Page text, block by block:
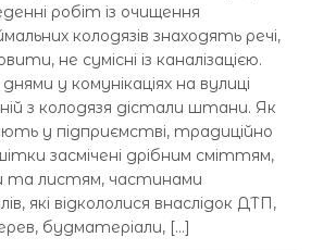
робіт із очищення
колодязів знаходять речі,
не сумісні із каналізацією.
у комунікаціях на вулиці
з колодязя дістали штани. Як
у підприємстві, традиційно
засмічені дрібним сміттям,
та листям, частинами
які відкололися внаслідок ДТП,
будматеріали, […]